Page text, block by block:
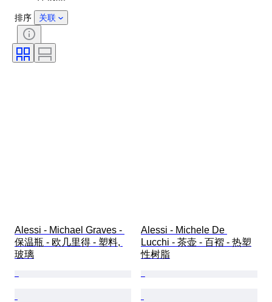
款式
版
时代
电力储备
排序 关联
Alessi - Michael Graves -
保温瓶 - 欧几里得 - 塑料,
玻璃
Alessi - Michele De
Lucchi - 茶壶 - 百褶 - 热塑
性树脂